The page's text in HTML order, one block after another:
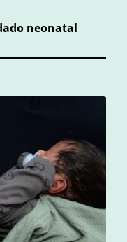
neonatal